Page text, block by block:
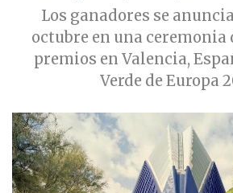
Los ganadores se
octubre en una ceremonia
premios en Valencia,
Verde de Europa